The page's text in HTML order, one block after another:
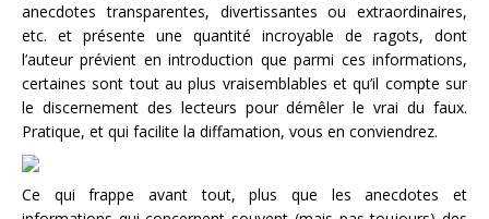
anecdotes transparentes, divertissantes ou extraordinaires,
etc. et présente une quantité incroyable de ragots, dont
l’auteur prévient en introduction que parmi ces informations,
certaines sont tout au plus vraisemblables et qu’il compte sur
le discernement des lecteurs pour démêler le vrai du faux.
Pratique, et qui facilite la diffamation, vous en conviendrez.
Ce qui frappe avant tout, plus que les anecdotes et